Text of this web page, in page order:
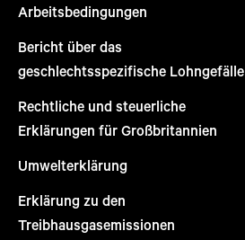
Arbeitsbedingungen
Bericht über das
geschlechtsspezifische Lohngefälle
Rechtliche und steuerliche
Erklärungen für Großbritannien
Umwelterklärung
Erklärung zu den
Treibhausgasemissionen